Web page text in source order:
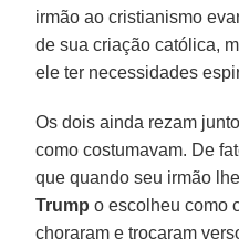
irmão ao cristianismo
de sua criação católica,
ele ter necessidades
Os dois ainda rezam
como costumavam. De
que quando seu irmão
Trump o escolheu como
choraram e trocaram